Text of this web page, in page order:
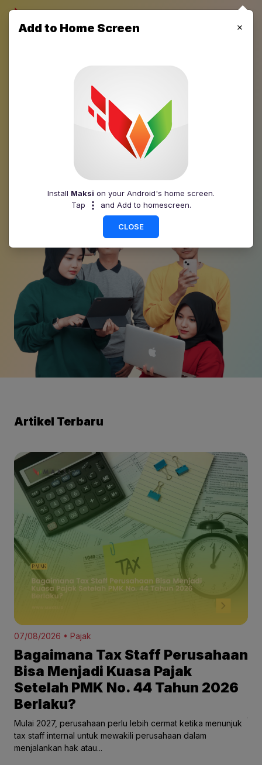
Blog Maksi
Maksi terpercaya selalu menyediakan informasi lengkap
setiap hari, Informasi terbaru seputar bisnis, keuangan,
Artikel Terbaru
07/08/2026 • Pajak
Bagaimana Tax Staff Perusahaan
Bisa Menjadi Kuasa Pajak
Setelah PMK No. 44 Tahun 2026
Berlaku?
Mulai 2027, perusahaan perlu lebih cermat ketika menunjuk
tax staff internal untuk mewakili perusahaan dalam
menjalankan hak atau...
Add to Home Screen
Install Maksi on your Android's home screen.
Tap
and Add to homescreen.
CLOSE